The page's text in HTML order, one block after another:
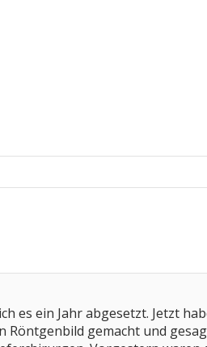
es ein Jahr abgesetzt. Jetzt
gemacht und